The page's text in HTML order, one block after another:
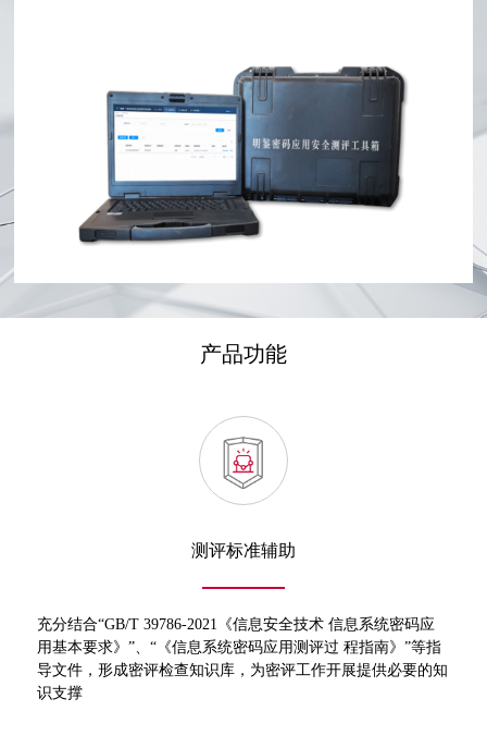
产品功能
测评标准辅助
充分结合“GB/T 39786-2021《信息安全技术 信息系统密码应
用基本要求》”、“《信息系统密码应用测评过 程指南》”等指
导文件，形成密评检查知识库，为密评工作开展提供必要的知
识支撑